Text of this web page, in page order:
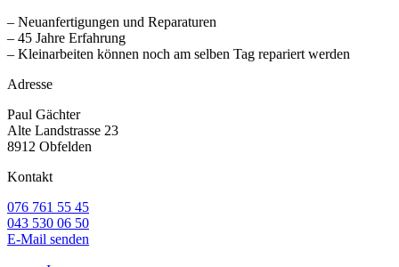
– Neuanfertigungen und Reparaturen
– 45 Jahre Erfahrung
– Kleinarbeiten können noch am selben Tag repariert werden
Adresse
Paul Gächter
Alte Landstrasse 23
8912 Obfelden
Kontakt
076 761 55 45
043 530 06 50
E-Mail senden